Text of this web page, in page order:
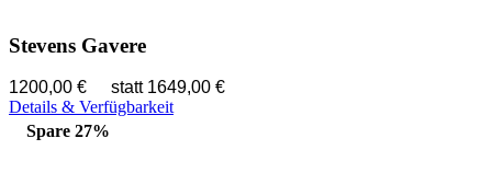
Stevens Gavere
1200,00 €
statt 1649,00 €
Details & Verfügbarkeit
Spare 27%